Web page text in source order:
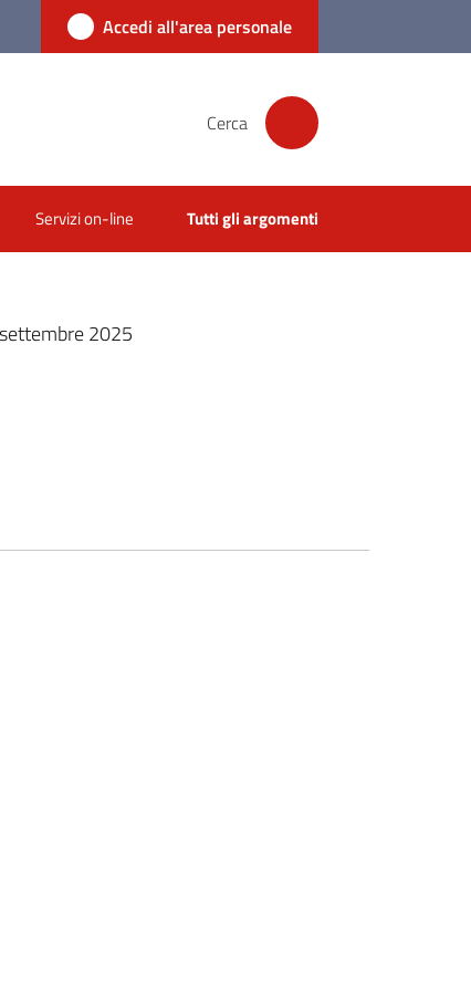
Accedi all'area personale
Cerca
Servizi on-line Tutti gli argomenti
2025